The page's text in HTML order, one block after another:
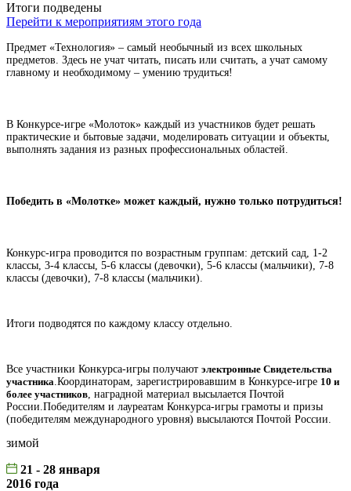
Итоги подведены
Перейти к мероприятиям этого года
Предмет «Технология» – самый необычный из всех школьных
предметов. Здесь не учат читать, писать или считать, а учат самому
главному и необходимому – умению трудиться!
В Конкурсе-игре «Молоток» каждый из участников будет решать
практические и бытовые задачи, моделировать ситуации и объекты,
выполнять задания из разных профессиональных областей.
Победить в «Молотке» может каждый, нужно только потрудиться!
Конкурс-игра проводится по возрастным группам: детский сад, 1-2
классы, 3-4 классы, 5-6 классы (девочки), 5-6 классы (мальчики), 7-8
классы (девочки), 7-8 классы (мальчики).
Итоги подводятся по каждому классу отдельно.
Все участники Конкурса-игры получают электронные Свидетельства
участника.Координаторам, зарегистрировавшим в Конкурсе-игре 10 и
более участников, наградной материал высылается Почтой
России.Победителям и лауреатам Конкурса-игры грамоты и призы
(победителям международного уровня) высылаются Почтой России.
зимой
21 - 28 января
2016 года